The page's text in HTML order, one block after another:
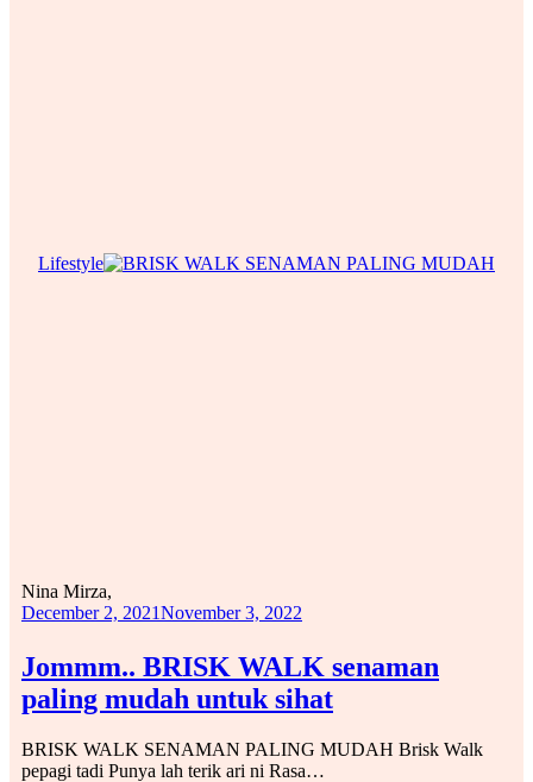
Lifestyle
Jommm.. BRISK WALK senaman
paling mudah untuk sihat
Nina Mirza,
December 2, 2021November 3, 2022
BRISK WALK SENAMAN PALING MUDAH Brisk Walk
pepagi tadi Punya lah terik ari ni Rasa…